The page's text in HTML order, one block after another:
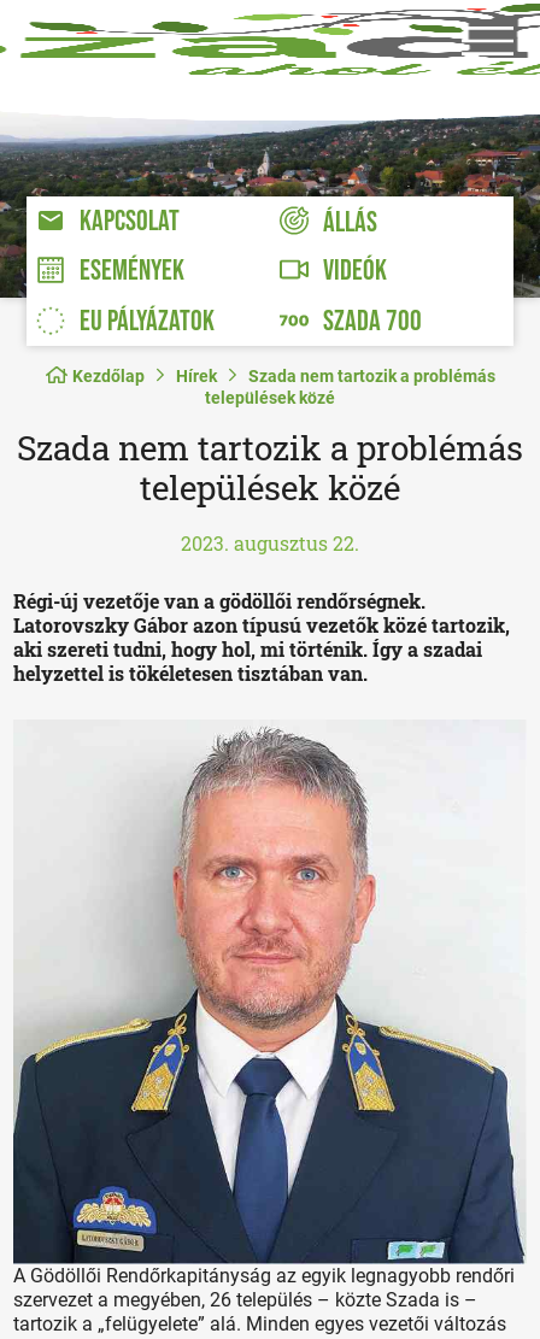
KAPCSOLAT
ÁLLÁS
ESEMÉNYEK
VIDEÓK
EU PÁLYÁZATOK
SZADA 700
Kezdőlap Hírek
Szada nem tartozik a problémás
települések közé
Szada nem tartozik a problémás
települések közé
2023. augusztus 22.
Régi-új vezetője van a gödöllői rendőrségnek.
Latorovszky Gábor azon típusú vezetők közé tartozik,
aki szereti tudni, hogy hol, mi történik. Így a szadai
helyzettel is tökéletesen tisztában van.
A Gödöllői Rendőrkapitányság az egyik legnagyobb rendőri
szervezet a megyében, 26 település – közte Szada is –
tartozik a „felügyelete” alá. Minden egyes vezetői változás